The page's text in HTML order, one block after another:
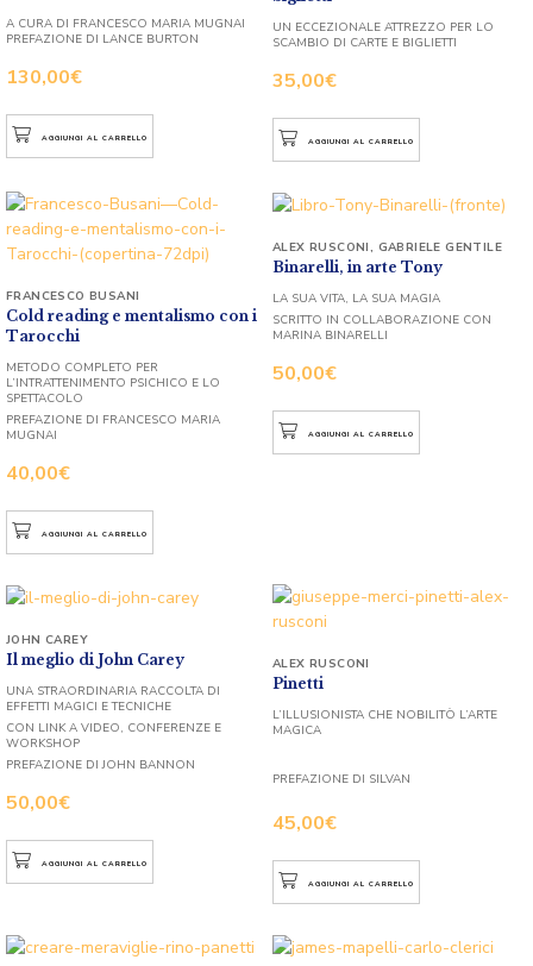
130,00€
A CURA DI FRANCESCO MARIA MUGNAI
PREFAZIONE DI LANCE BURTON
AGGIUNGI AL CARRELLO
35,00€
UN ECCEZIONALE ATTREZZO PER LO
SCAMBIO DI CARTE E BIGLIETTI
AGGIUNGI AL CARRELLO
Cold reading e mentalismo con i
Tarocchi
40,00€
FRANCESCO BUSANI
METODO COMPLETO PER
L’INTRATTENIMENTO PSICHICO E LO
SPETTACOLO
PREFAZIONE DI FRANCESCO MARIA
MUGNAI
AGGIUNGI AL CARRELLO
Binarelli, in arte Tony
50,00€
ALEX RUSCONI, GABRIELE GENTILE
LA SUA VITA, LA SUA MAGIA
SCRITTO IN COLLABORAZIONE CON
MARINA BINARELLI
AGGIUNGI AL CARRELLO
Il meglio di John Carey
50,00€
JOHN CAREY
UNA STRAORDINARIA RACCOLTA DI
EFFETTI MAGICI E TECNICHE
CON LINK A VIDEO, CONFERENZE E
WORKSHOP
PREFAZIONE DI JOHN BANNON
AGGIUNGI AL CARRELLO
Pinetti
45,00€
ALEX RUSCONI
L’ILLUSIONISTA CHE NOBILITÒ L’ARTE
MAGICA
PREFAZIONE DI SILVAN
AGGIUNGI AL CARRELLO